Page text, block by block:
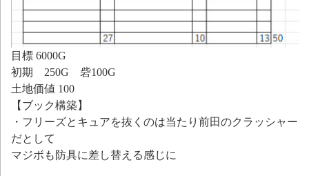
目標 6000G
初期 250G 砦100G
土地価値 100
【ブック構築】
・フリーズとキュアを抜くのは当たり前田のクラッシャー
だとして
マジボも防具に差し替える感じに